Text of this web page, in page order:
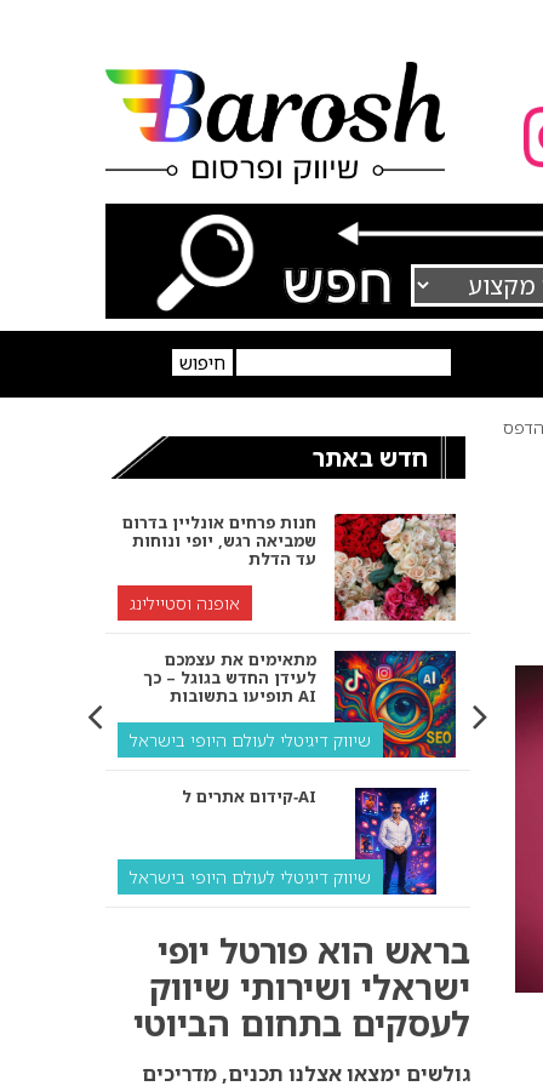
הדפס
חדש באתר
חנות פרחים אונליין בדרום
שמביאה רגש, יופי ונוחות
עד הדלת
אופנה וסטיילינג
מתאימים את עצמכם
לעידן החדש בגוגל – כך
תופיעו בתשובות AI
שיווק דיגיטלי לעולם היופי בישראל
קידום אתרים ל‑AI
שיווק דיגיטלי לעולם היופי בישראל
ולמה העסק שלך צריך
שיווק דיגיטלי לעסקים
קידום ל‑AI לעומת קידום
בראש הוא פורטל יופי
ישראלי ושירותי שיווק
לעסקים בתחום הביוטי
גולשים ימצאו אצלנו תכנים, מדריכים